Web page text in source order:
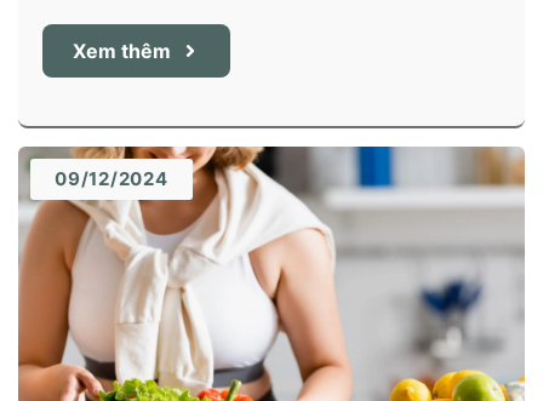
Xem thêm
09/12/2024